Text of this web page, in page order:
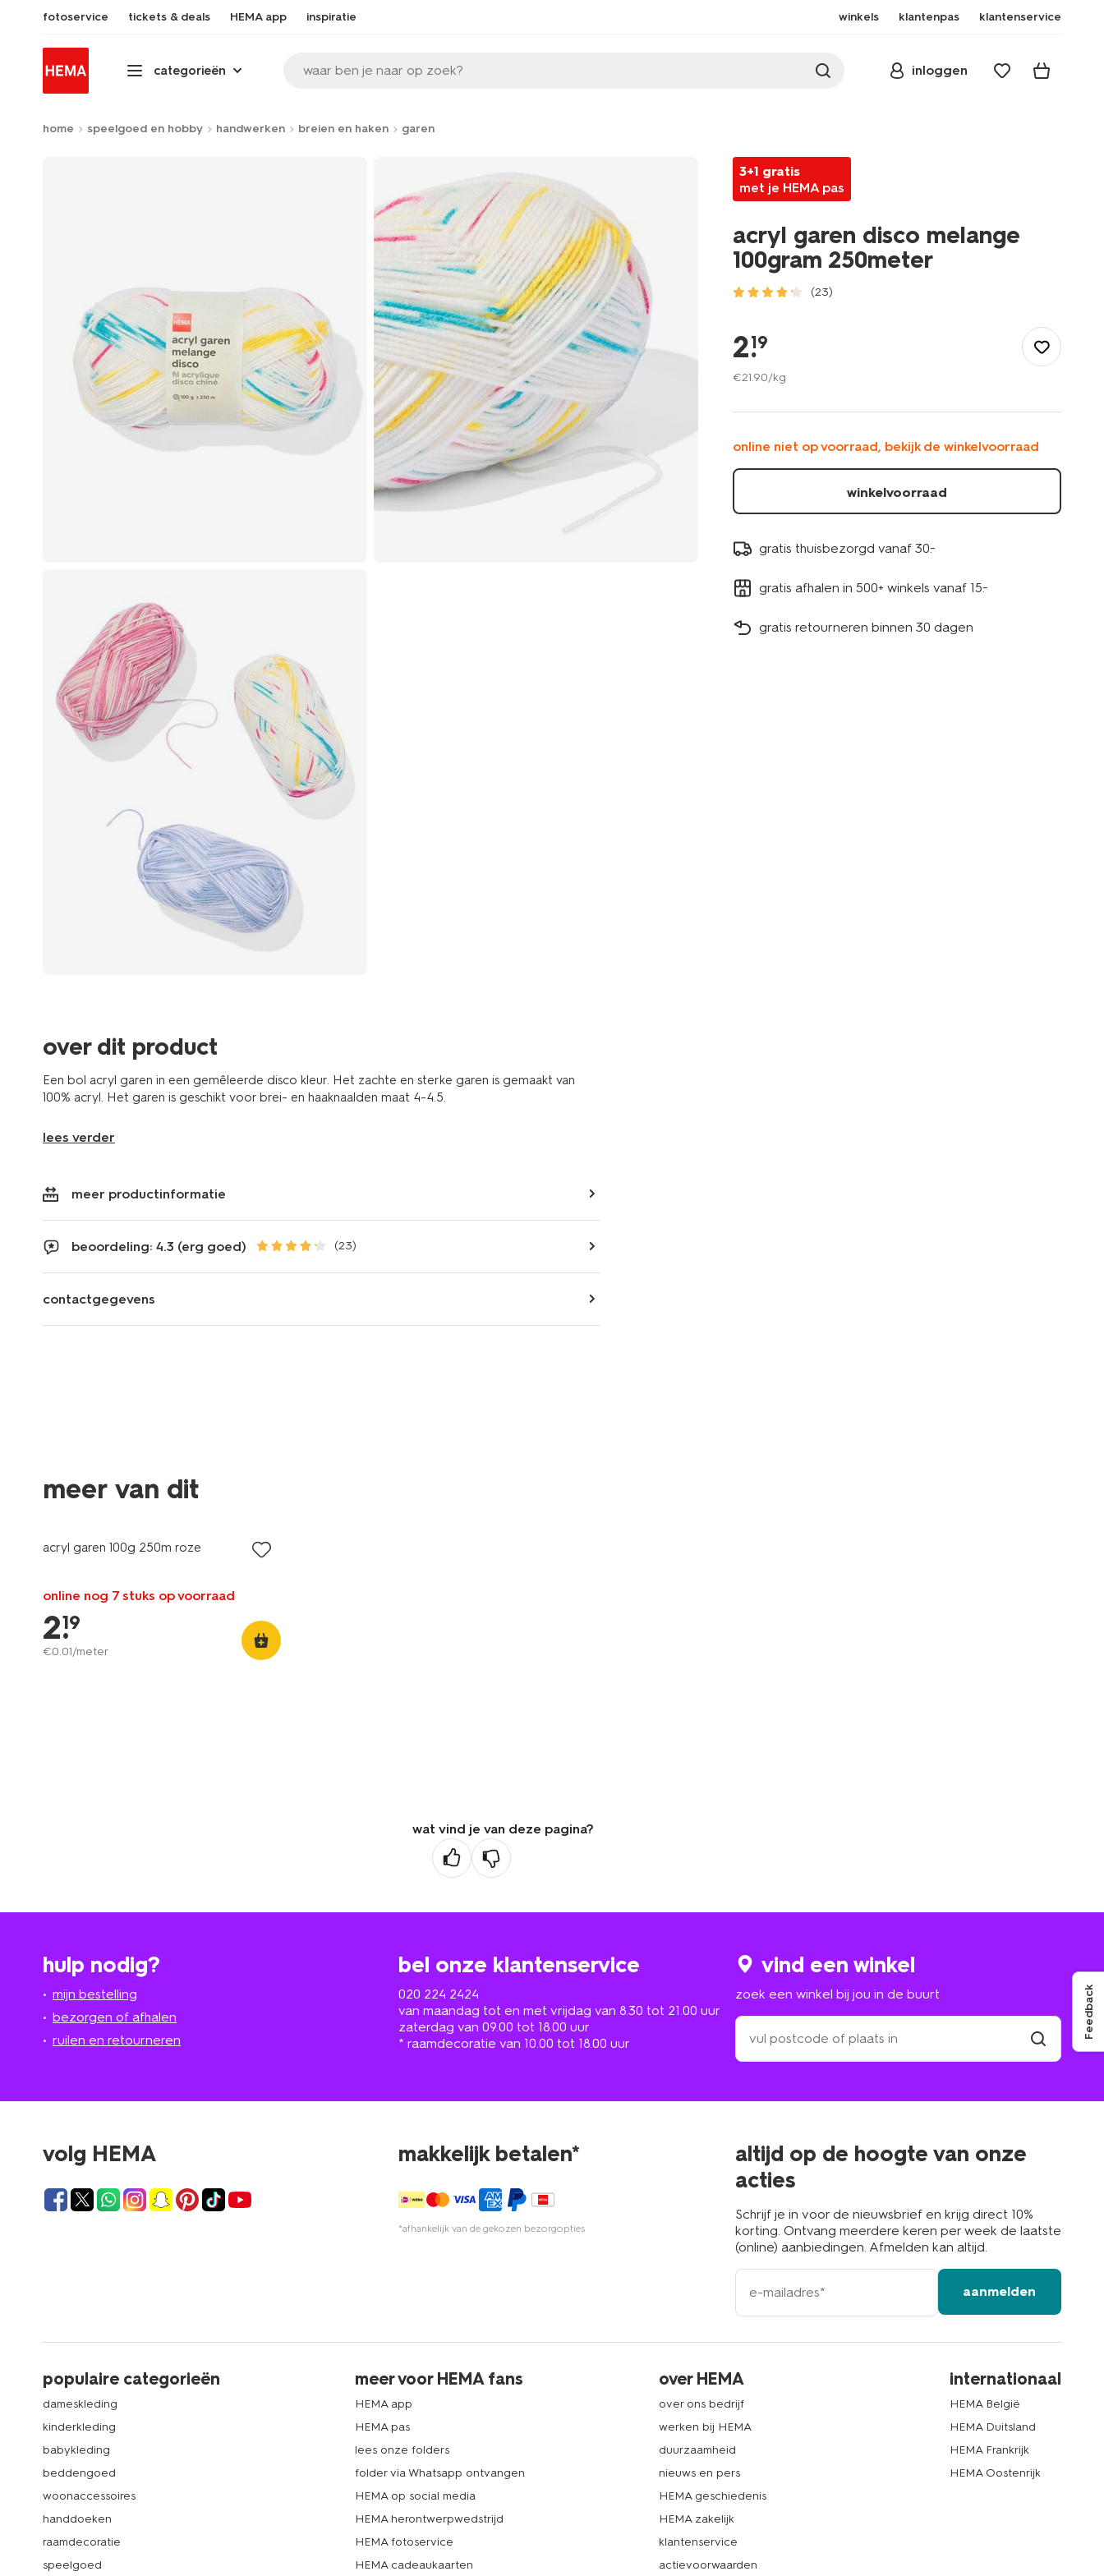
fotoservice tickets & deals HEMA app inspiratie winkels klantenpas klantenservice
categorieën waar ben je naar op zoek? inloggen
home speelgoed en hobby handwerken breien en haken garen
over dit product
Een bol acryl garen in een gemêleerde disco kleur. Het zachte en sterke garen is gemaakt van
100% acryl. Het garen is geschikt voor brei- en haaknaalden maat 4-4.5.
lees verder
meer productinformatie
beoordeling: 4.3 (erg goed) (23)
contactgegevens
3+1 gratis
met je HEMA pas
acryl garen disco melange
100gram 250meter
(23)
haken/garen/acryl-
disco-
60760012.html
2.
19
€21.90/kg
online niet op voorraad, bekijk de winkelvoorraad
winkelvoorraad
gratis thuisbezorgd vanaf 30.-
gratis afhalen in 500+ winkels vanaf 15.-
gratis retourneren binnen 30 dagen
meer van dit
3+1 gratis
acryl garen 100g 250m roze
online nog 7 stuks op voorraad
2.
19
€0.01/meter
wat vind je van deze pagina?
hulp nodig?
mijn bestelling
bezorgen of afhalen
ruilen en retourneren
bel onze klantenservice
020 224 2424
van maandag tot en met vrijdag van 8.30 tot 21.00 uur
zaterdag van 09.00 tot 18.00 uur
* raamdecoratie van 10.00 tot 18.00 uur
vind een winkel
zoek een winkel bij jou in de buurt
zoek
een
winkel
in
volg HEMA makkelijk betalen*
*afhankelijk van de gekozen bezorgopties
altijd op de hoogte van onze
acties
Schrijf je in voor de nieuwsbrief en krijg direct 10%
korting. Ontvang meerdere keren per week de laatste
(online) aanbiedingen. Afmelden kan altijd.
e-
mailadres
aanmelden
populaire categorieën
dameskleding
kinderkleding
babykleding
beddengoed
woonaccessoires
handdoeken
raamdecoratie
speelgoed
meer voor HEMA fans
HEMA app
HEMA pas
lees onze folders
folder via Whatsapp ontvangen
HEMA op social media
HEMA herontwerpwedstrijd
HEMA fotoservice
HEMA cadeaukaarten
over HEMA
over ons bedrijf
werken bij HEMA
duurzaamheid
nieuws en pers
HEMA geschiedenis
HEMA zakelijk
klantenservice
actievoorwaarden
internationaal
HEMA België
HEMA Duitsland
HEMA Frankrijk
HEMA Oostenrijk
Feedback